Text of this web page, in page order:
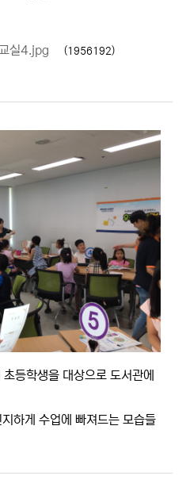
실4.jpg (1956192)
등학생을 대상으로 도서관에
하게 수업에 빠져드는 모습들